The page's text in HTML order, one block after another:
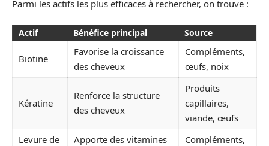
Parmi les actifs les plus efficaces à rechercher, on trouve :
Actif Bénéfice principal Source
Biotine
Favorise la croissance
des cheveux
Compléments,
œufs, noix
Kératine
Renforce la structure
des cheveux
Produits
capillaires,
viande, œufs
Levure de
Apporte des vitamines
Compléments,